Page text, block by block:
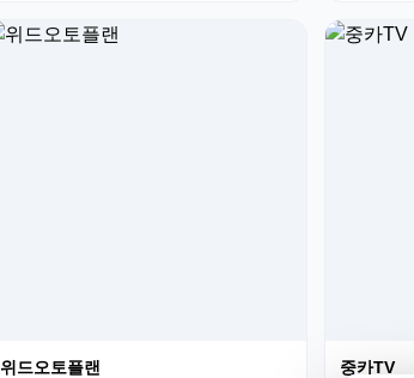
위드오토플랜 중카TV